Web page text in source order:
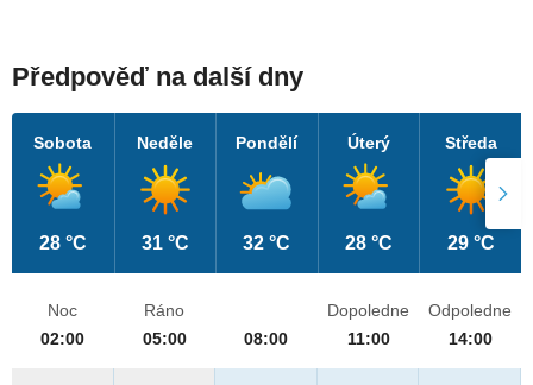
Předpověď na další dny
Sobota
28 °C
Neděle
31 °C
Pondělí
32 °C
Úterý
28 °C
Středa
29 °C
Noc
02:00
Ráno
05:00
08:00
Dopoledne
11:00
Odpoledne
14:00